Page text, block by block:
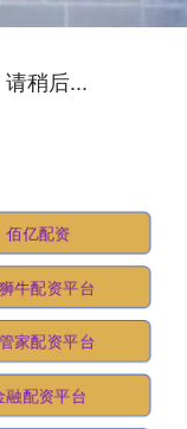
稍后...
佰亿配资
牛配资平台
家配资平台
融配资平台